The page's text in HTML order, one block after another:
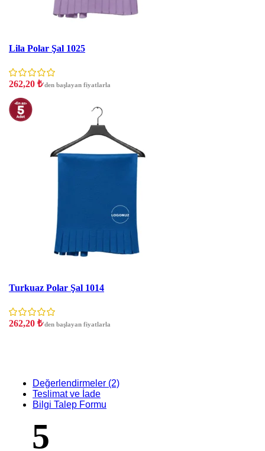
Lila Polar Şal 1025
262,20 ₺'den başlayan fiyatlarla
Turkuaz Polar Şal 1014
262,20 ₺'den başlayan fiyatlarla
Değerlendirmeler (2)
Teslimat ve İade
Bilgi Talep Formu
5